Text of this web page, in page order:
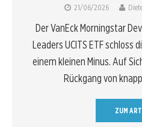
21/06/2026
Der VanEck Morningstar
Leaders UCITS ETF schloss
einem kleinen Minus. Auf
Rückgang von
ZUM